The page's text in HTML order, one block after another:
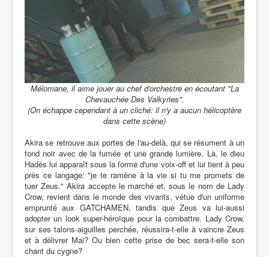
Mélomane, il aime jouer au chef d'orchestre en écoutant "La
Chevauchée Des Valkyries".
(On échappe cependant à un cliché: il n'y a aucun hélicoptère
dans cette scène)
Akira se retrouve aux portes de l'au-delà, qui se résument à un
fond noir avec de la fumée et une grande lumière. Là, le dieu
Hadès lui apparaît sous la forme d'une voix-off et lui tient à peu
près ce langage: "je te ramène à la vie si tu me promets de
tuer Zeus." Akira accepte le marché et, sous le nom de Lady
Crow, revient dans le monde des vivants, vétue d'un uniforme
emprunté aux GATCHAMEN, tandis que Zeus va lui-aussi
adopter un look super-héroïque pour la combattre. Lady Crow,
sur ses talons-aiguilles perchée, réussira-t-elle à vaincre Zeus
et à délivrer Mai? Ou bien cette prise de bec sera-t-elle son
chant du cygne?